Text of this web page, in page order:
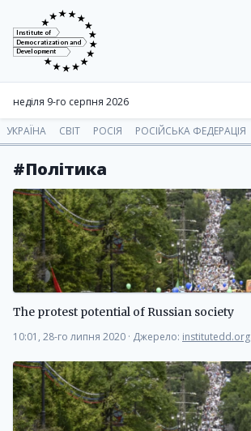
Institute of
Democratization and
Development
неділя 9-го серпня 2026
УКРАЇНА СВІТ РОСІЯ РОСІЙСЬКА ФЕДЕРАЦІЯ
#Політика
The protest potential of Russian society
10:01, 28-го липня 2020 · Джерело: institutedd.org